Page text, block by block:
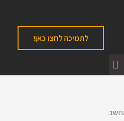
לתמיכה לחצו כאן!